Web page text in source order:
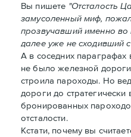
Вы пишете "Отсталость
замусоленный миф,
прозвучавший именно
далее уже не сходивший
А в соседних
не было железной
строила пароходы. Но
дороги до стратегически
бронированных
отсталости.
Кстати, почему вы